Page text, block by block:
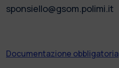
sponsiello@gsom.polimi.it
Documentazione obbligatoria